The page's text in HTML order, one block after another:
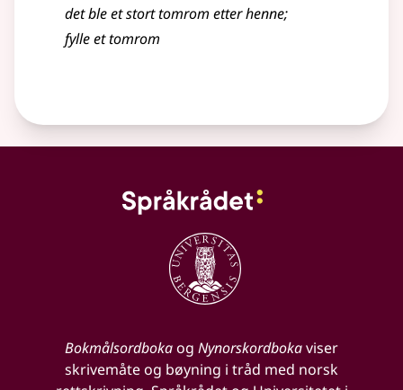
det ble et storttomrom etter henne;
fylle ettomrom
Bokmålsordbokaog Nynorskordbokaviser
skrivemåte og bøyning i tråd med norsk